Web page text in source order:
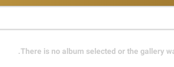
There is no album selected or the gallery